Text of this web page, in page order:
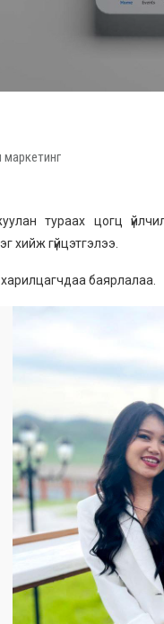
тураах цогц
хийж гүйцэтгэлээ.
баярлалаа.